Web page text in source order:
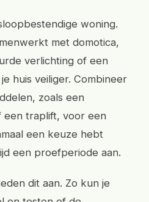
woning.
met domotica,
verlichting of een
huis veiliger. Combineer
zoals een
een traplift, voor een
een keuze hebt
een proefperiode aan.
dit aan. Zo kun je